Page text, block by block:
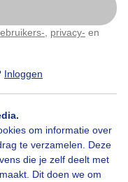
privacy- en
Inloggen
om informatie over
te verzamelen. Deze
die je zelf deelt met
Dit doen we om
228x bekeken
passen